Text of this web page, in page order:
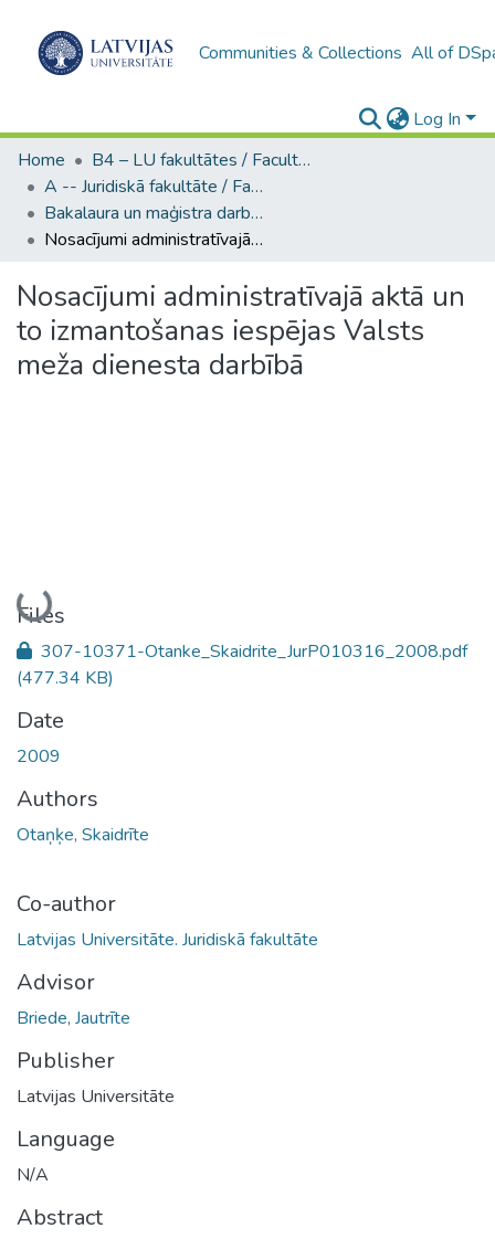
Communities & Collections All of
Log In
Home
B4 – LU fakultātes / Faculties of the UL
A -- Juridiskā fakultāte / Faculty of Law
Bakalaura un maģistra darbi (JF) / Bachelor's and Master's theses
Nosacījumi administratīvajā aktā un to izmantošanas iespējas Valsts meža dienesta darbībā
Nosacījumi administratīvajā aktā un
to izmantošanas iespējas Valsts
meža dienesta darbībā
Loading...
Files
307-10371-Otanke_Skaidrite_JurP010316_2008.pdf
(477.34 KB)
Date
2009
Authors
Otaņķe, Skaidrīte
Co-author
Latvijas Universitāte. Juridiskā fakultāte
Advisor
Briede, Jautrīte
Publisher
Latvijas Universitāte
Language
N/A
Abstract